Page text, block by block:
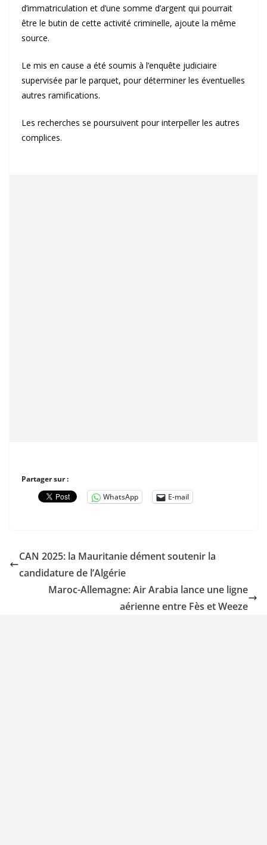
d’immatriculation et d’une somme d’argent qui pourrait
être le butin de cette activité criminelle, ajoute la même
source.
Le mis en cause a été soumis à l’enquête judiciaire
supervisée par le parquet, pour déterminer les éventuelles
autres ramifications.
Les recherches se poursuivent pour interpeller les autres
complices.
Partager sur :
WhatsApp
E-mail
CAN 2025: la Mauritanie dément soutenir la
candidature de l’Algérie
Maroc-Allemagne: Air Arabia lance une ligne
aérienne entre Fès et Weeze